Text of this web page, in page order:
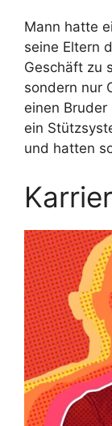
Mann hatte
seine Eltern
Geschäft zu
sondern nur
einen
ein
und hatten